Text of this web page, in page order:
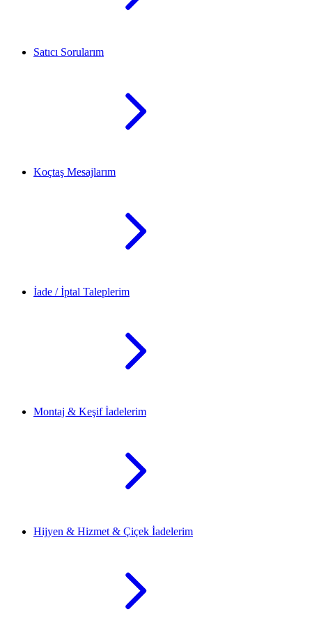
Satıcı Sorularım
Koçtaş Mesajlarım
İade / İptal Taleplerim
Montaj & Keşif İadelerim
Hijyen & Hizmet & Çiçek İadelerim